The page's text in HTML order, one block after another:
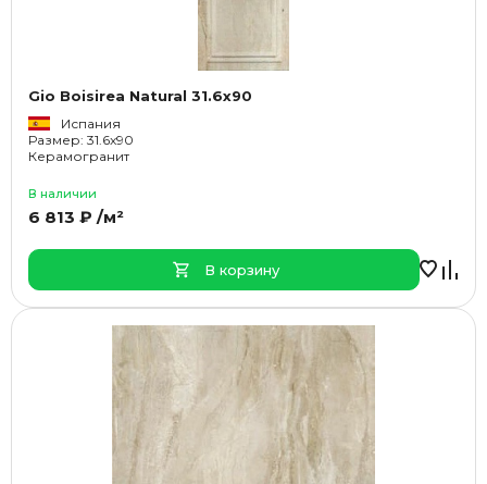
Gio Boisirea Natural 31.6x90
Испания
Размер: 31.6x90
Керамогранит
В наличии
6 813 ₽ /м²
В корзину